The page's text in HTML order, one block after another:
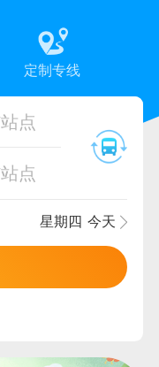
定制专线
点
点
星期四 今天